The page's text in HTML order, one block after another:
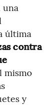
última
contra
mismo
y